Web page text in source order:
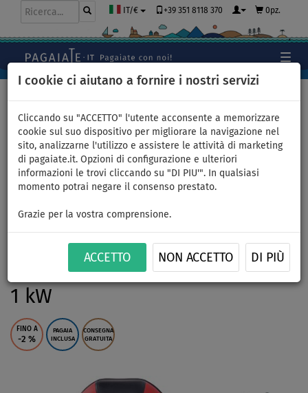
I cookie ci aiutano a fornire i nostri servizi
Cliccando su "ACCETTO" l'utente acconsente a memorizzare
cookie sul suo dispositivo per migliorare la navigazione nel
sito, analizzarne l'utilizzo e assistere le attività di marketing
di pagaiate.it. Opzioni di configurazione e ulteriori
informazioni le trovi cliccando su "DI PIU'". In qualsiasi
momento potrai negare il consenso prestato.
Grazie per la vostra comprensione.
ACCETTO NON ACCETTO DI PIÙ
IT/€ +39 351 8118 370 0pz.
Gommone GLADIATOR
CLASSIC B330AL red black -
gommone gonfiabile con
pavimento in alluminio - set:
con motore elettrico REMIGO
1 kW
FINO A
-2 %
PAGAIA
INCLUSA
CONSEGNA
GRATUITA